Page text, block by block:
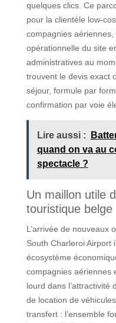
quelques clics. Ce
pour la clientèle low-
compagnies
opérationnelle du site
administratives au
trouvent le devis exact
séjour, formule par
confirmation par voie
Lire aussi :
quand on va au
spectacle ?
Un maillon utile
touristique belge
L’arrivée de nouveaux
South Charleroi Airport
écosystème
compagnies aériennes
lourd dans l’attractivité
de location de
transfert : l’ensemble